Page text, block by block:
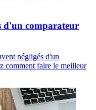
d'un comparateur
négligés d'un
comment faire le meilleur